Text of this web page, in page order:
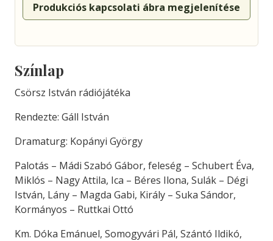
Produkciós kapcsolati ábra megjelenítése
Színlap
Csörsz István rádiójátéka
Rendezte: Gáll István
Dramaturg: Kopányi György
Palotás – Mádi Szabó Gábor, feleség – Schubert Éva,
Miklós – Nagy Attila, Ica – Béres Ilona, Sulák – Dégi
István, Lány – Magda Gabi, Király – Suka Sándor,
Kormányos – Ruttkai Ottó
Km. Dóka Emánuel, Somogyvári Pál, Szántó Ildikó,